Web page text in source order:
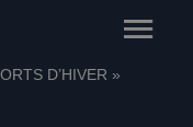
Main
Menu
D’HIVER